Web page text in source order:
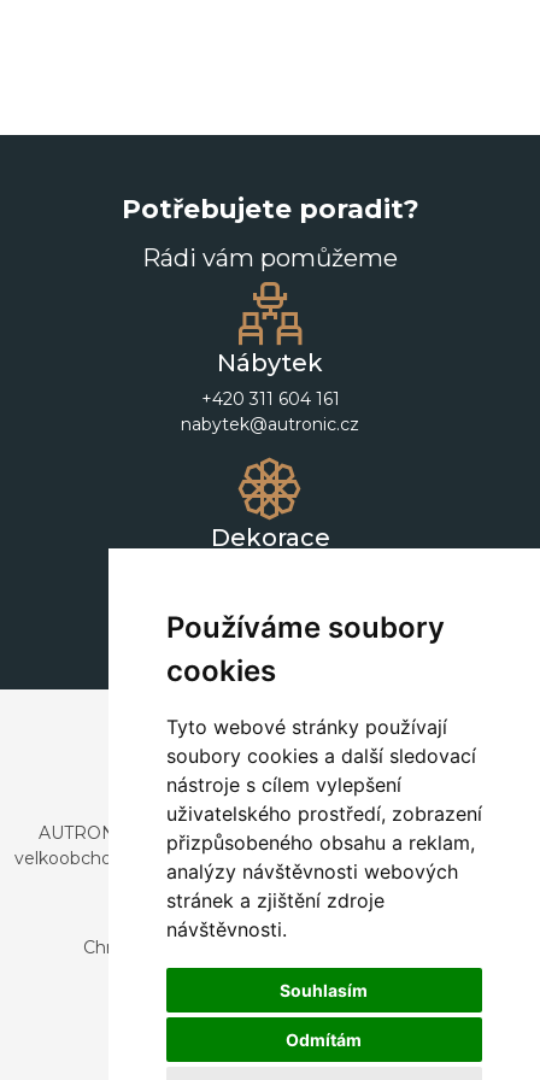
Používáme soubory
cookies
Tyto webové stránky používají
soubory cookies a další sledovací
nástroje s cílem vylepšení
uživatelského prostředí, zobrazení
přizpůsobeného obsahu a reklam,
analýzy návštěvnosti webových
stránek a zjištění zdroje
návštěvnosti.
Souhlasím
Odmítám
Potřebujete poradit?
Rádi vám pomůžeme
Nábytek
+420 311 604 161
nabytek@autronic.cz
Dekorace
AUTRONIC, s.r.o. je společnost zabývající se dovozem a
velkoobchodním prodejem designového i stylového nábytku
a dekorací.
Česká republika
Chrustenice 270, 267 12 Loděnice u Berouna
Slovensko
Nová 366, 032 02 Závažná Poruba